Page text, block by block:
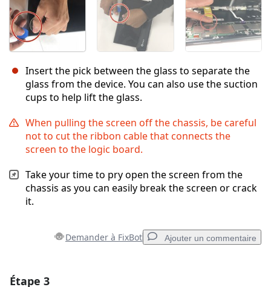
Insert the pick between the glass to separate the
glass from the device. You can also use the suction
cups to help lift the glass.
When pulling the screen off the chassis, be careful
not to cut the ribbon cable that connects the
screen to the logic board.
Take your time to pry open the screen from the
chassis as you can easily break the screen or crack
it.
Demander à FixBot Ajouter un commentaire
Étape 3